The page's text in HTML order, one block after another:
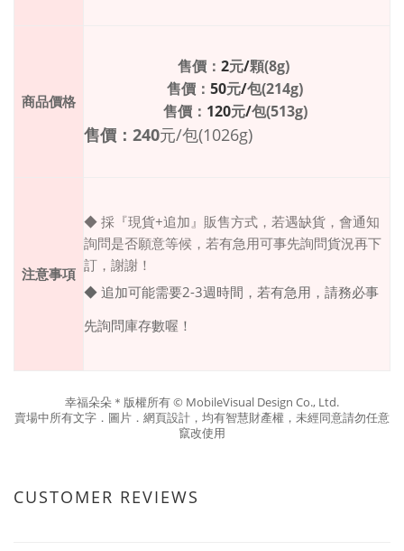
商品價格
售價： 2元/顆(8g)
售價： 50元/包(214g)
售價： 120元/包(513g)
售價： 240元/包(1026g)
注意事項
◆ 採『現貨+追加』販售方式，若遇缺貨，會通知
詢問是否願意等候，若有急用可事先詢問貨況再下
訂，謝謝！
◆ 追加可能需要2-3週時間，若有急用，請務必事
先詢問庫存數喔！
幸福朵朵＊版權所有© MobileVisual Design Co., Ltd.
賣場中所有文字．圖片．網頁設計，均有智慧財產權，未經同意請勿任意
竄改使用
CUSTOMER REVIEWS